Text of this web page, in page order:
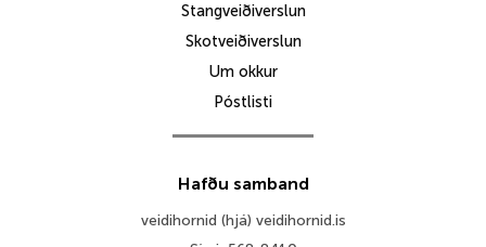
Stangveiðiverslun
Skotveiðiverslun
Um okkur
Póstlisti
Hafðu samband
veidihornid (hjá) veidihornid.is